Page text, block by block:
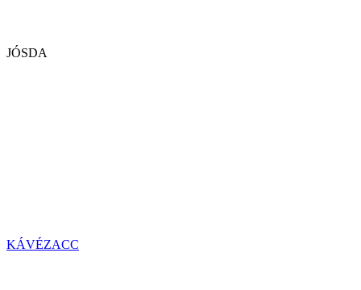
JÓSDA
KÁVÉZACC